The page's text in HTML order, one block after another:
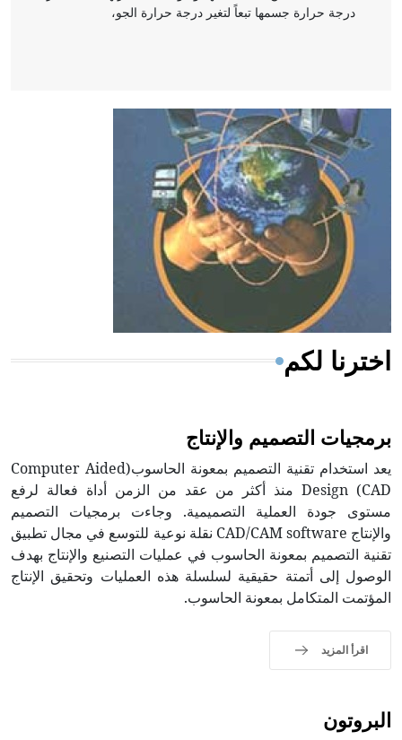
درجة حرارة جسمها تبعاً لتغير درجة حرارة الجو،
- هل تعلم أن أبقراط كتب في الطب أربعة مؤلفات هي:
الحكم، الأدلة، تنظيم التغذية، ورسالته في جروح الرأس.
ويعود له الفضل بأنه حرر الطب من الدين والفلسفة.
- هل تعلم أن المرجان إفراز حيواني يتكون في البحر ويتركب
من مادة كربونات الكلسيوم، وهو أحمر أو شديد الحمرة وهو
أجود أنواعه، ويمتاز بكبر الحجم ويسمى الش
اخترنا لكم
برمجيات التصميم والإنتاج
يعد استخدام تقنية التصميم بمعونة الحاسوب(Computer Aided
Design (CAD منذ أكثر من عقد من الزمن أداة فعالة لرفع
مستوى جودة العملية التصميمية. وجاءت برمجيات التصميم
والإنتاج CAD/CAM software نقلة نوعية للتوسع في مجال تطبيق
تقنية التصميم بمعونة الحاسوب في عمليات التصنيع والإنتاج بهدف
الوصول إلى أتمتة حقيقية لسلسلة هذه العمليات وتحقيق الإنتاج
المؤتمت المتكامل بمعونة الحاسوب.
اقرأ المزيد
البروتون